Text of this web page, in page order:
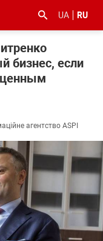
UA RU
бизнес, если
агентство ASPI